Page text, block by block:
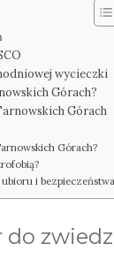
wycieczki
Górach?
Górach
Górach?
i
do